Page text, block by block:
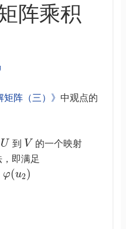
阵乘积
矩阵（三）》 中观点的
U 到 V 的一个映射
，即满足
φ(u2)